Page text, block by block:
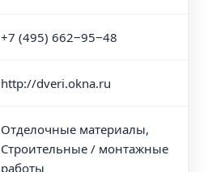
+7 (495) 662‒95‒48
http://dveri.okna.ru
Отделочные материалы,
Строительные / монтажные
работы